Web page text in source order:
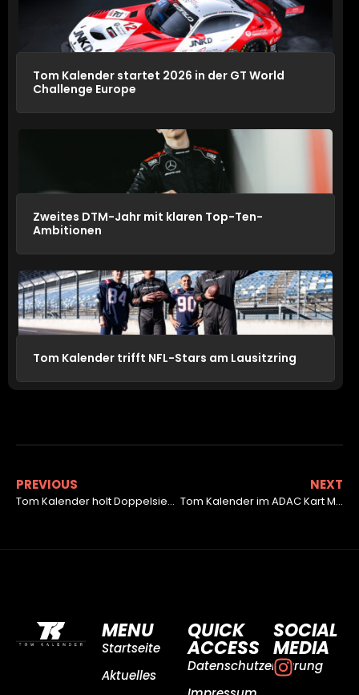
Tom Kalender startet 2026 in der GT World
Challenge Europe
Zweites DTM-Jahr mit klaren Top-Ten-
Ambitionen
Tom Kalender trifft NFL-Stars am Lausitzring
PREVIOUS
Tom Kalender holt Doppelsieg im Saarland
NEXT
Tom Kalender im ADAC Kart Masters weiterhin auf Siegeskurs
MENU
Startseite
Aktuelles
QUICK
ACCESS
Datenschutzerklärung
SOCIAL
MEDIA